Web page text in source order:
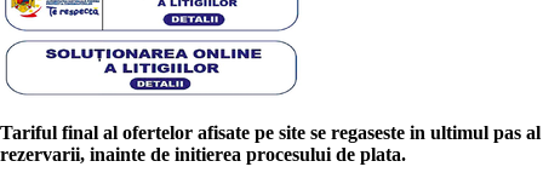
Tariful final al ofertelor afisate pe site se regaseste in ultimul pas al
rezervarii, inainte de initierea procesului de plata.